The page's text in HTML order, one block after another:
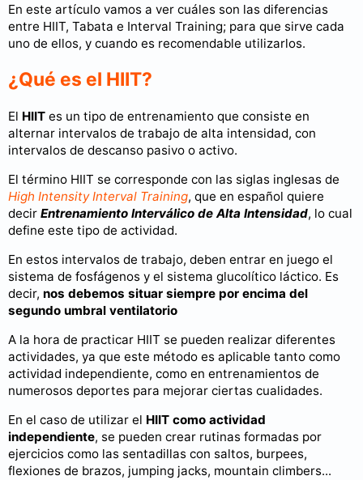
En este artículo vamos a ver cuáles son las diferencias
entre HIIT, Tabata e Interval Training; para que sirve cada
uno de ellos, y cuando es recomendable utilizarlos.
¿Qué es el HIIT?
El HIIT es un tipo de entrenamiento que consiste en
alternar intervalos de trabajo de alta intensidad, con
intervalos de descanso pasivo o activo.
El término HIIT se corresponde con las siglas inglesas de
High Intensity Interval Training, que en español quiere
decir Entrenamiento Interválico de Alta Intensidad, lo cual
define este tipo de actividad.
En estos intervalos de trabajo, deben entrar en juego el
sistema de fosfágenos y el sistema glucolítico láctico. Es
decir, nos debemos situar siempre por encima del
segundo umbral ventilatorio
A la hora de practicar HIIT se pueden realizar diferentes
actividades, ya que este método es aplicable tanto como
actividad independiente, como en entrenamientos de
numerosos deportes para mejorar ciertas cualidades.
En el caso de utilizar el HIIT como actividad
independiente, se pueden crear rutinas formadas por
ejercicios como las sentadillas con saltos, burpees,
flexiones de brazos, jumping jacks, mountain climbers...